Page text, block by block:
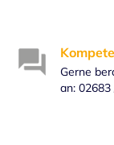
Gerne
an: